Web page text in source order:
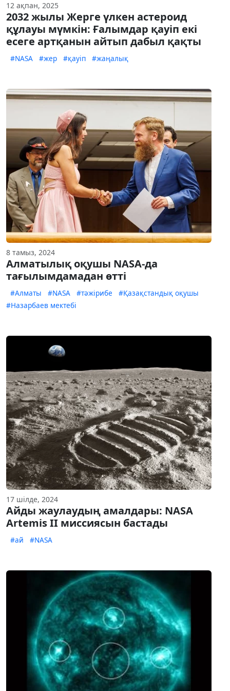
12 ақпан, 2025
2032 жылы Жерге үлкен астероид
құлауы мүмкін: Ғалымдар қауіп екі
есеге артқанын айтып дабыл қақты
#NASA #жер #қауіп #жаңалық
8 тамыз, 2024
Алматылық оқушы NASA-да
тағылымдамадан өтті
#Алматы #NASA #тәжірибе
#Қазақстандық оқушы
#Назарбаев мектебі
17 шілде, 2024
Айды жаулаудың амалдары: NASA
Artemis II миссиясын бастады
#ай #NASA